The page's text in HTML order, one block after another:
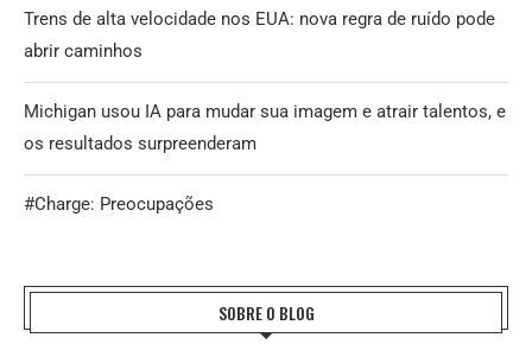
Trens de alta velocidade nos EUA: nova regra de ruído pode
abrir caminhos
Michigan usou IA para mudar sua imagem e atrair talentos, e
os resultados surpreenderam
#Charge: Preocupações
SOBRE O BLOG